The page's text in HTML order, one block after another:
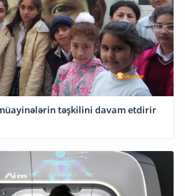
təşkilini davam etdirir